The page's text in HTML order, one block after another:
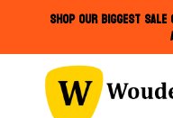
SHOP OUR BIGGEST